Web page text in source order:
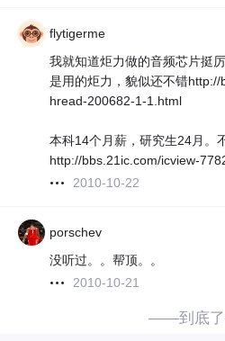
flytigerme
我就知道炬力做的音频芯片挺
是用的炬力，貌似还不错
hread-200682-1-1.html
本科14个月薪，研究生24月。
http://bbs.21ic.com/icview-
2010-10-22
porschev
没听过。。帮顶。。
2010-10-21
——到底